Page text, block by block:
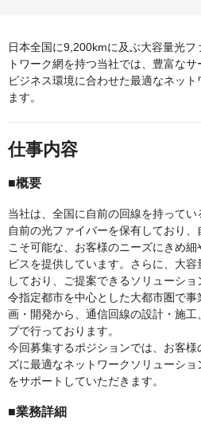
日本全国に9,200kmに及ぶ大容量光フ
トワーク網を持つ当社では、豊富なサ
ビジネス環境に合わせた最適なネッ
ます。
仕事内容
■概要
当社は、全国に自前の回線を持って
自前の光ファイバーを保有しており
こそ可能な、お客様のニーズにきめ
ビスを提供しています。さらに、大
しており、ご提案できるソリューシ
令指定都市を中心とした大都市圏で
画・開発から、通信回線の設計・施
プで行っております。
今回募集するポジションでは、お客
ズに最適なネットワークソリューシ
をサポートしていただきます。
■業務詳細